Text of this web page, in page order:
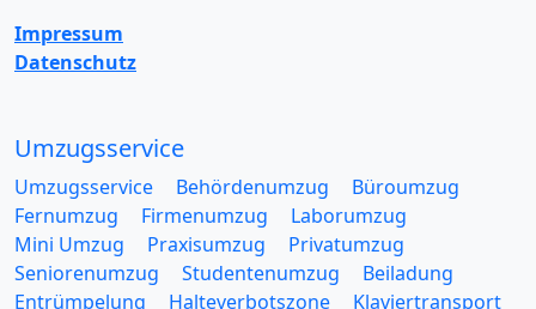
Impressum
Datenschutz
Umzugsservice
Umzugsservice Behördenumzug
Büroumzug
Fernumzug
Firmenumzug
Laborumzug
Mini Umzug
Praxisumzug
Privatumzug
Seniorenumzug
Studentenumzug
Beiladung
Entrümpelung
Halteverbotszone
Klaviertransport